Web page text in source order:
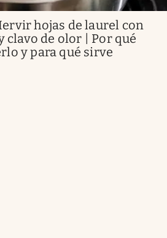
hojas de laurel con
clavo de olor | Por qué
y para qué sirve